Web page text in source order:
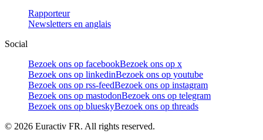
Rapporteur
Newsletters en anglais
Social
Bezoek ons op facebookBezoek ons op x
Bezoek ons op linkedinBezoek ons op youtube
Bezoek ons op rss-feedBezoek ons op instagram
Bezoek ons op mastodonBezoek ons op telegram
Bezoek ons op blueskyBezoek ons op threads
© 2026 Euractiv FR. All rights reserved.